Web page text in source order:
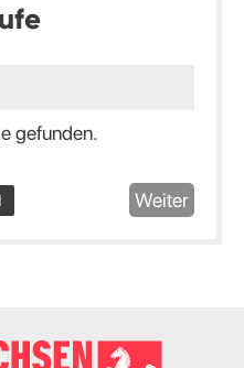
gefunden.
Weiter